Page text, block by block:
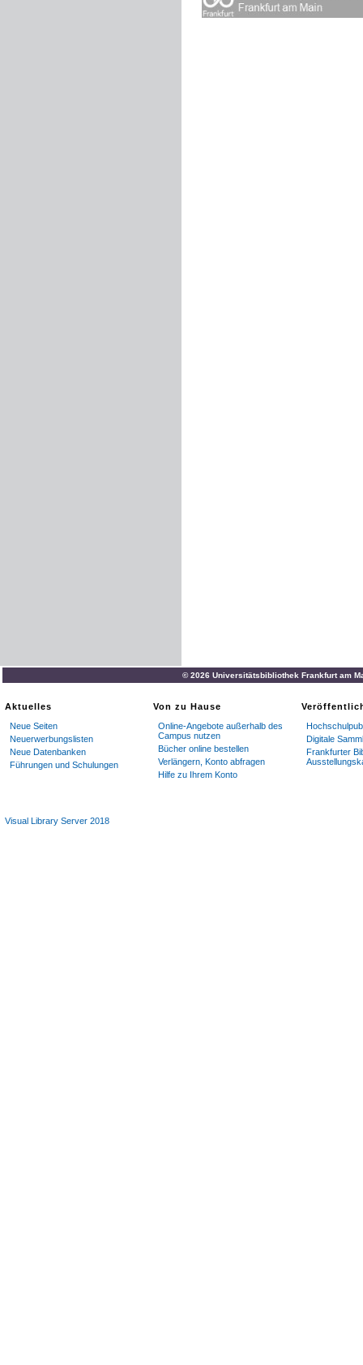
© 2026 Universitätsbibliothek Frankfurt am
Aktuelles
Neue Seiten
Neuerwerbungslisten
Neue Datenbanken
Führungen und Schulungen
Von zu Hause
Online-Angebote außerhalb des
Campus nutzen
Bücher online bestellen
Verlängern, Konto abfragen
Hilfe zu Ihrem Konto
Digitale
Frankfurter
Visual Library Server 2018